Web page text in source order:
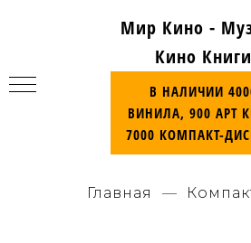
Мир Кино -
Кино Книги
В НАЛИЧИИ
ВИНИЛА, 900 АРТ
7000 КОМПАКТ-
Главная